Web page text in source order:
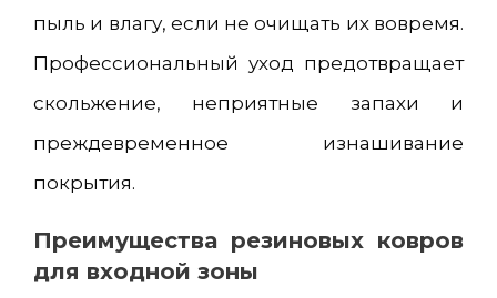
пыль и влагу, если не очищать их вовремя.
Профессиональный уход предотвращает
скольжение, неприятные запахи и
преждевременное изнашивание
покрытия.
Преимущества резиновых ковров
для входной зоны